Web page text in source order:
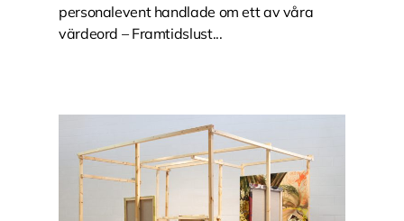
personalevent handlade om ett av våra
värdeord – Framtidslust...